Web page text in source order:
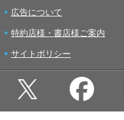
広告について
特約店様・書店様ご案内
サイトポリシー